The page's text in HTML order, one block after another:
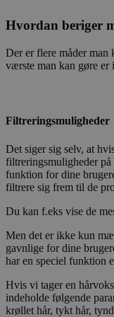
Hvordan beriger
Der er flere måder man
værste man kan gøre er
Filtreringsmuligheder
Det siger sig selv, at
filtreringsmuligheder
funktion for dine
filtrere sig frem til de
Du kan f.eks vise de
Men det er ikke kun
gavnlige for dine
har en speciel funktion
Hvis vi tager en
indeholde følgende
krøllet hår, tykt hår,